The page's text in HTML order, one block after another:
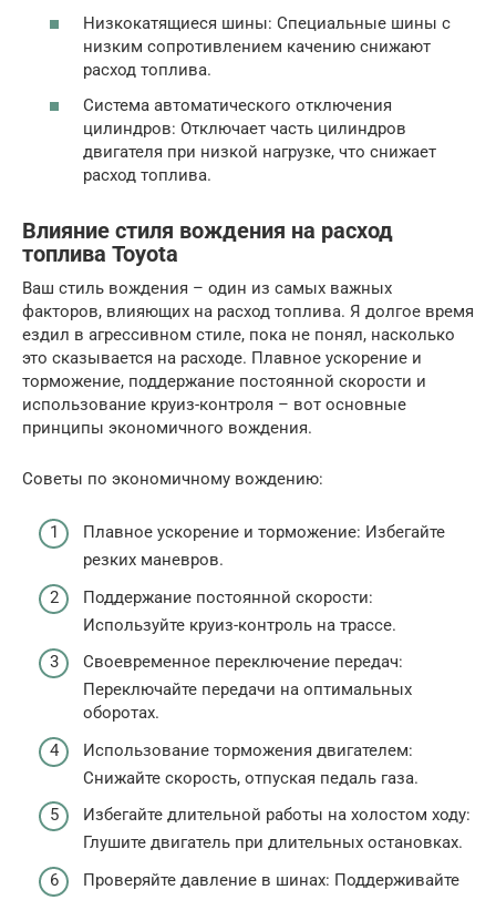
Низкокатящиеся шины: Специальные шины с
низким сопротивлением качению снижают
расход топлива.
Система автоматического отключения
цилиндров: Отключает часть цилиндров
двигателя при низкой нагрузке, что снижает
расход топлива.
Влияние стиля вождения на расход
топлива Toyota
Ваш стиль вождения – один из самых важных
факторов, влияющих на расход топлива. Я долгое время
ездил в агрессивном стиле, пока не понял, насколько
это сказывается на расходе. Плавное ускорение и
торможение, поддержание постоянной скорости и
использование круиз-контроля – вот основные
принципы экономичного вождения.
Советы по экономичному вождению:
Плавное ускорение и торможение: Избегайте
резких маневров.
Поддержание постоянной скорости:
Используйте круиз-контроль на трассе.
Своевременное переключение передач:
Переключайте передачи на оптимальных
оборотах.
Использование торможения двигателем:
Снижайте скорость, отпуская педаль газа.
Избегайте длительной работы на холостом ходу:
Глушите двигатель при длительных остановках.
Проверяйте давление в шинах: Поддерживайте